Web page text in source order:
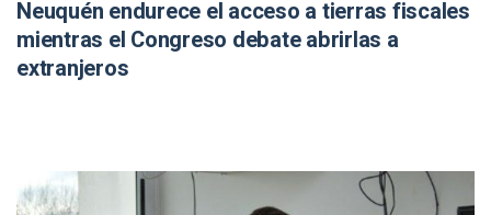
Neuquén endurece el acceso a tierras fiscales
mientras el Congreso debate abrirlas a
extranjeros